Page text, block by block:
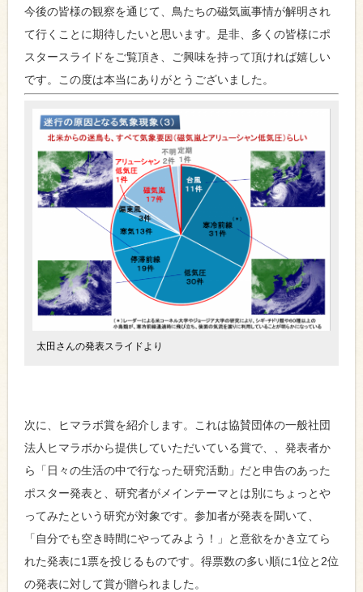
今後の皆様の観察を通じて、鳥たちの磁気嵐事情が解明され
て行くことに期待したいと思います。是非、多くの皆様にポ
スタースライドをご覧頂き、ご興味を持って頂ければ嬉しい
です。この度は本当にありがとうございました。
太田さんの発表スライドより
次に、ヒマラボ賞を紹介します。これは協賛団体の一般社団
法人ヒマラボから提供していただいている賞で、、発表者か
ら「日々の生活の中で行なった研究活動」だと申告のあった
ポスター発表と、研究者がメインテーマとは別にちょっとや
ってみたという研究が対象です。参加者が発表を聞いて、
「自分でも空き時間にやってみよう！」と意欲をかき立てら
れた発表に1票を投じるものです。得票数の多い順に1位と2位
の発表に対して賞が贈られました。